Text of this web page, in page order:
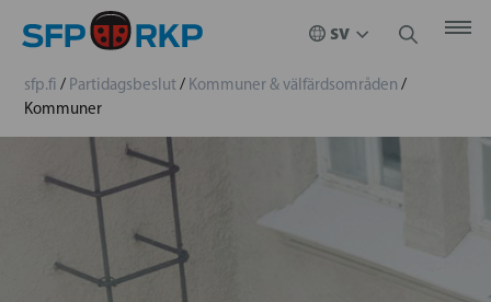
sfp.fi / Partidagsbeslut/ Kommuner & välfärdsområden /
Kommuner